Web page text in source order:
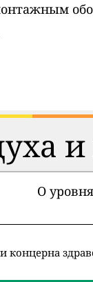
О
концерна